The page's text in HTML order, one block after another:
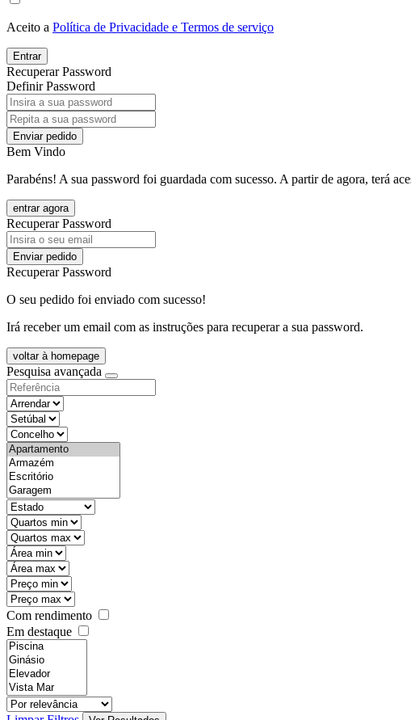
Aceito a Política de Privacidade e Termos de serviço
Entrar
Recuperar Password
Definir Password
Enviar pedido
Bem Vindo
Parabéns! A sua password foi guardada com sucesso. A partir de agora, terá
entrar agora
Recuperar Password
Enviar pedido
Recuperar Password
O seu pedido foi enviado com sucesso!
Irá receber um email com as instruções para recuperar a sua password.
voltar à homepage
Pesquisa avançada
objective
districtId
countyId
types
state
mintypo
maxtypo
minarea
maxarea
minprice
maxprice
Com rendimento
Em destaque
features
realestateOrder